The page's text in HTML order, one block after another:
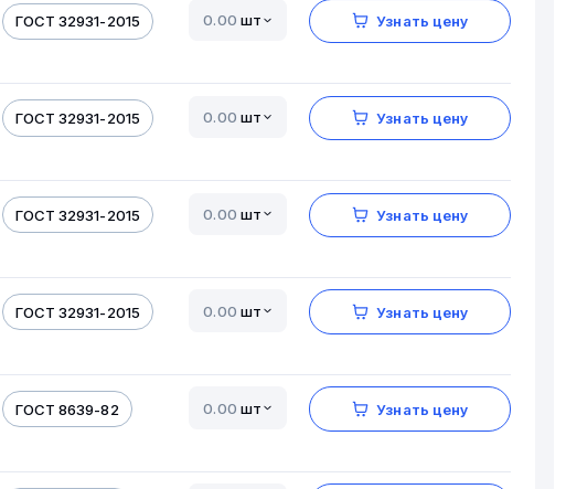
ГОСТ 32931-2015 шт Узнать цену
ГОСТ 32931-2015 шт Узнать цену
ГОСТ 32931-2015 шт Узнать цену
ГОСТ 32931-2015 шт Узнать цену
ГОСТ 8639-82 шт Узнать цену